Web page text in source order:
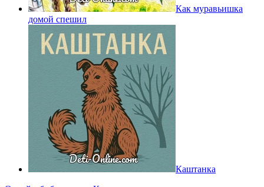
Как муравьишка
домой спешил
Каштанка